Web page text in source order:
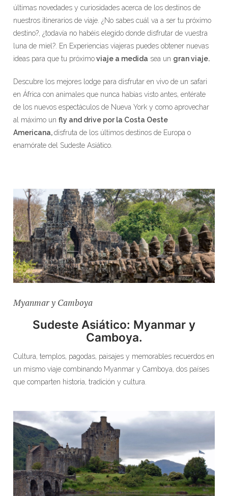
últimas novedades y curiosidades acerca de los destinos de
nuestros itinerarios de viaje. ¿No sabes cuál va a ser tu próximo
destino?, ¿todavía no habéis elegido donde disfrutar de vuestra
luna de miel?. En Experiencias viajeras puedes obtener nuevas
ideas para que tu próximoviaje a medida sea un gran viaje.
Descubre los mejores lodge para disfrutar en vivo de un safari
en África con animales que nunca habías visto antes, entérate
de los nuevos espectáculos de Nueva York y como aprovechar
al máximo un fly and drive por la Costa Oeste
Americana,disfruta de los últimos destinos de Europa o
enamórate del Sudeste Asiático.
Myanmar y Camboya
Sudeste Asiático: Myanmar y
Camboya.
Cultura, templos, pagodas, paisajes y memorables recuerdos en
un mismo viaje combinando Myanmar y Camboya, dos países
que comparten historia, tradición y cultura.